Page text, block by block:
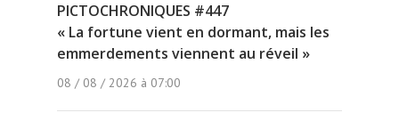
PICTOCHRONIQUES #447
« La fortune vient en dormant, mais les
emmerdements viennent au réveil »
08 / 08 / 2026 à 07:00